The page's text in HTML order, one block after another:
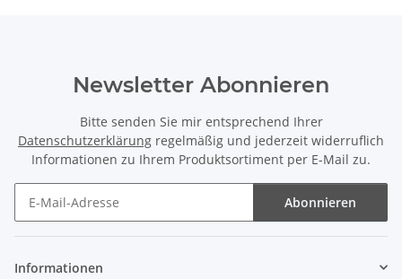
Newsletter Abonnieren
Bitte senden Sie mir entsprechend Ihrer
Datenschutzerklärung regelmäßig und jederzeit widerruflich
Informationen zu Ihrem Produktsortiment per E-Mail zu.
Abonnieren
Informationen